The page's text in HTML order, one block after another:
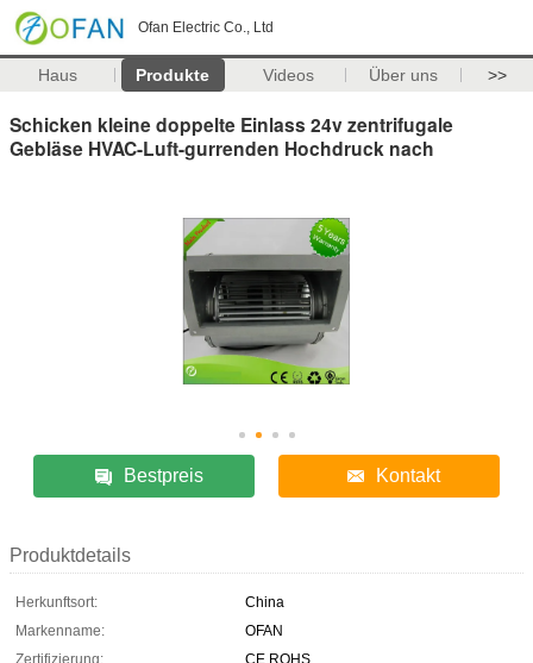
Ofan Electric Co., Ltd
Haus Produkte Videos Über uns >>
Schicken kleine doppelte Einlass 24v zentrifugale
Gebläse HVAC-Luft-gurrenden Hochdruck nach
Bestpreis Kontakt
Produktdetails
Herkunftsort:
China
Markenname:
OFAN
Zertifizierung:
CE ROHS